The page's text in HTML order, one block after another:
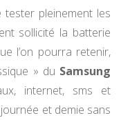
pleinement les
sollicité la batterie
l’on pourra retenir,
» du Samsung
internet, sms et
et demie sans